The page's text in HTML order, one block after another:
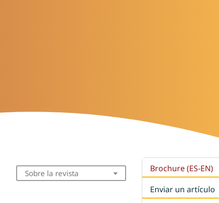
Sobre la revista
Brochure (ES-EN)
Enviar un artículo